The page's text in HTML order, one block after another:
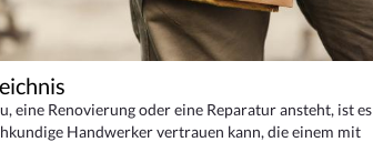
eine Renovierung oder eine Reparatur ansteht, ist es
Handwerker vertrauen kann, die einem mit